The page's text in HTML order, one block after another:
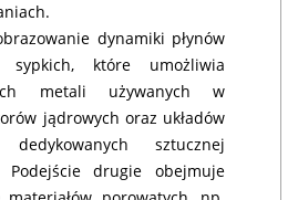
dynamiki płynów
sypkich, które umożliwia
metali używanych w
jądrowych oraz układów
dedykowanych sztucznej
Podejście drugie obejmuje